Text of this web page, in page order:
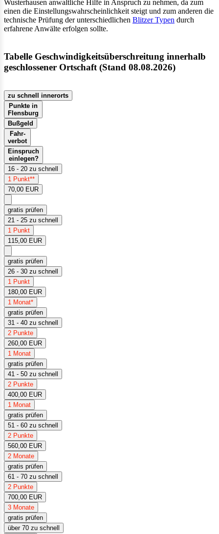
Wusterhausen anwaltliche Hilfe in Anspruch zu nehmen, da zum
einen die Einstellungswahrscheinlichkeit steigt und zum anderen die
technische Prüfung der unterschiedlichen Blitzer Typen durch
erfahrene Anwälte erfolgen sollte.
Tabelle Geschwindigkeitsüberschreitung innerhalb
geschlossener Ortschaft (Stand 08.08.2026)
zu schnell innerorts
Punkte in
Flensburg
Bußgeld
Fahr-
verbot
Einspruch
einlegen?
16 - 20 zu schnell
1 Punkt**
70,00 EUR
gratis prüfen
21 - 25 zu schnell
1 Punkt
115,00 EUR
gratis prüfen
26 - 30 zu schnell
1 Punkt
180,00 EUR
1 Monat*
gratis prüfen
31 - 40 zu schnell
2 Punkte
260,00 EUR
1 Monat
gratis prüfen
41 - 50 zu schnell
2 Punkte
400,00 EUR
1 Monat
gratis prüfen
51 - 60 zu schnell
2 Punkte
560,00 EUR
2 Monate
gratis prüfen
61 - 70 zu schnell
2 Punkte
700,00 EUR
3 Monate
gratis prüfen
über 70 zu schnell